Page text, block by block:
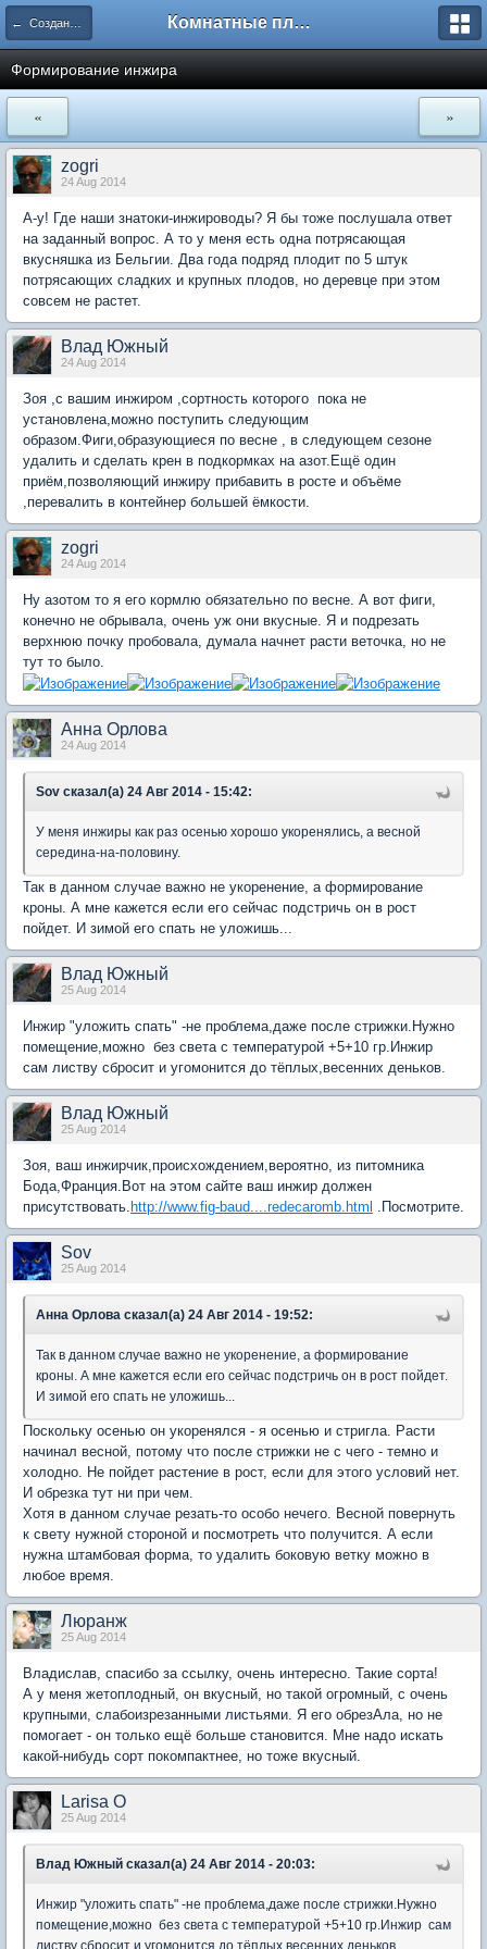
← Создание и формирование растений Комнатные плодовые экзоты
Формирование инжира
« »
zogri
24 Aug 2014
А-у! Где наши знатоки-инжироводы? Я бы тоже послушала ответ
на заданный вопрос. А то у меня есть одна потрясающая
вкусняшка из Бельгии. Два года подряд плодит по 5 штук
потрясающих сладких и крупных плодов, но деревце при этом
совсем не растет.
Влад Южный
24 Aug 2014
Зоя ,с вашим инжиром ,сортность которого пока не
установлена,можно поступить следующим
образом.Фиги,образующиеся по весне , в следующем сезоне
удалить и сделать крен в подкормках на азот.Ещё один
приём,позволяющий инжиру прибавить в росте и объёме
,перевалить в контейнер большей ёмкости.
zogri
24 Aug 2014
Ну азотом то я его кормлю обязательно по весне. А вот фиги,
конечно не обрывала, очень уж они вкусные. Я и подрезать
верхнюю почку пробовала, думала начнет расти веточка, но не
тут то было.
Анна Орлова
24 Aug 2014
Sov сказал(а) 24 Авг 2014 - 15:42:
У меня инжиры как раз осенью хорошо укоренялись, а весной
середина-на-половину.
Так в данном случае важно не укоренение, а формирование
кроны. А мне кажется если его сейчас подстричь он в рост
пойдет. И зимой его спать не уложишь...
Влад Южный
25 Aug 2014
Инжир "уложить спать" -не проблема,даже после стрижки.Нужно
помещение,можно без света с температурой +5+10 гр.Инжир
сам листву сбросит и угомонится до тёплых,весенних деньков.
Влад Южный
25 Aug 2014
Зоя, ваш инжирчик,происхождением,вероятно, из питомника
Бода,Франция.Вот на этом сайте ваш инжир должен
присутствовать. http://www.fig-baud....redecaromb.html .Посмотрите.
Sov
25 Aug 2014
Анна Орлова сказал(а) 24 Авг 2014 - 19:52:
Так в данном случае важно не укоренение, а формирование
кроны. А мне кажется если его сейчас подстричь он в рост пойдет.
И зимой его спать не уложишь...
Поскольку осенью он укоренялся - я осенью и стригла. Расти
начинал весной, потому что после стрижки не с чего - темно и
холодно. Не пойдет растение в рост, если для этого условий нет.
И обрезка тут ни при чем.
Хотя в данном случае резать-то особо нечего. Весной повернуть
к свету нужной стороной и посмотреть что получится. А если
нужна штамбовая форма, то удалить боковую ветку можно в
любое время.
Люранж
25 Aug 2014
Владислав, спасибо за ссылку, очень интересно. Такие сорта!
А у меня жетоплодный, он вкусный, но такой огромный, с очень
крупными, слабоизрезанными листьями. Я его обрезАла, но не
помогает - он только ещё больше становится. Мне надо искать
какой-нибудь сорт покомпактнее, но тоже вкусный.
Larisa O
25 Aug 2014
Влад Южный сказал(а) 24 Авг 2014 - 20:03:
Инжир "уложить спать" -не проблема,даже после стрижки.Нужно
помещение,можно без света с температурой +5+10 гр.Инжир сам
листву сбросит и угомонится до тёплых,весенних деньков.